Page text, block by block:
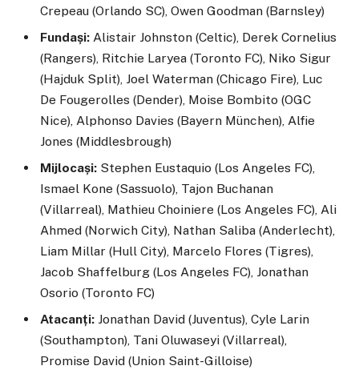
Crepeau (Orlando SC), Owen Goodman (Barnsley)
Fundași: Alistair Johnston (Celtic), Derek Cornelius
(Rangers), Ritchie Laryea (Toronto FC), Niko Sigur
(Hajduk Split), Joel Waterman (Chicago Fire), Luc
De Fougerolles (Dender), Moise Bombito (OGC
Nice), Alphonso Davies (Bayern München), Alfie
Jones (Middlesbrough)
Mijlocași: Stephen Eustaquio (Los Angeles FC),
Ismael Kone (Sassuolo), Tajon Buchanan
(Villarreal), Mathieu Choiniere (Los Angeles FC), Ali
Ahmed (Norwich City), Nathan Saliba (Anderlecht),
Liam Millar (Hull City), Marcelo Flores (Tigres),
Jacob Shaffelburg (Los Angeles FC), Jonathan
Osorio (Toronto FC)
Atacanți: Jonathan David (Juventus), Cyle Larin
(Southampton), Tani Oluwaseyi (Villarreal),
Promise David (Union Saint-Gilloise)